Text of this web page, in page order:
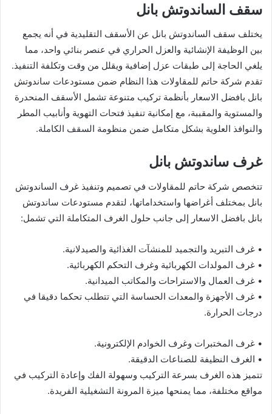
سقف الساندوتش بانل
يختلف سقف الساندوتش بانل عن الأسقف التقليدية في أنه يجمع
بين الوظيفة الإنشائية والعزل الحراري في عنصر بنائي واحد، مما
يلغي الحاجة إلى طبقات عزل إضافية ويقلل من وقت وتكلفة التنفيذ.
تقدم شركة حاتم للمقاولات هذا النظام ضمن مستودعات ساندوتش
بانل بافضل الاسعار بأنظمة تركيب متنوعة تشمل الأسقف المنحدرة
والمستوية والمقببة، مع إمكانية تنفيذ فتحات التهوية وأنابيب المطر
والنوافذ العلوية بشكل متكامل ضمن منظومة السقف الكاملة.
غرف ساندوتش بانل
تتخصص شركة حاتم للمقاولات في تصميم وتنفيذ غرف الساندوتش
بانل بمختلف أغراضها واستخداماتها، لتقدم مستودعات ساندوتش
بانل بافضل الاسعار إلى جانب حلول الغرف المتكاملة التي تشمل:
• غرف التبريد والتجميد للمنشآت الغذائية والصيدلانية.
• غرف المولدات الكهربائية وغرف التحكم الكهربائية.
• غرف العمال والاستراحات والمكاتب الميدانية.
• غرف الأجهزة والمعدات الحساسة التي تتطلب تحكما دقيقا في
درجات الحرارة.
• غرف المختبرات وغرف الخوادم الإلكترونية.
• الغرف النظيفة للصناعات الدقيقة.
تتميز هذه الغرف بسرعة التركيب وسهولة الفك وإعادة التركيب في
مواقع مختلفة، مما يمنحها ميزة المرونة التشغيلية الفريدة.